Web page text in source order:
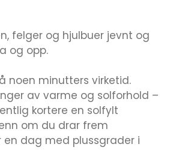
felger og hjulbuer jevnt og
og opp.
noen minutters virketid.
av varme og solforhold –
kortere en solfylt
om du drar frem
en dag med plussgrader i